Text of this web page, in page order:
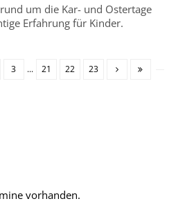
um die Kar- und Ostertage
Erfahrung für Kinder.
3 ... 21 22 23
vorhanden.